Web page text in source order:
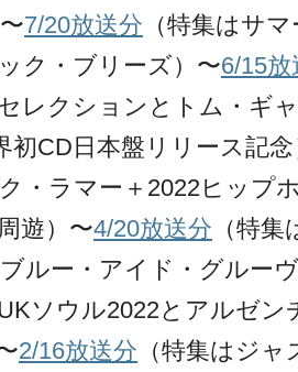
7/20放送分 （特集はサ
ク・ブリーズ）〜6/15放
レクションとトム・ギ
初CD日本盤リリース記
・ラマー＋2022ヒップ
遊）〜4/20放送分 （特
ルー・アイド・グルー
ソウル2022とアルゼ
2/16放送分 （特集はジ